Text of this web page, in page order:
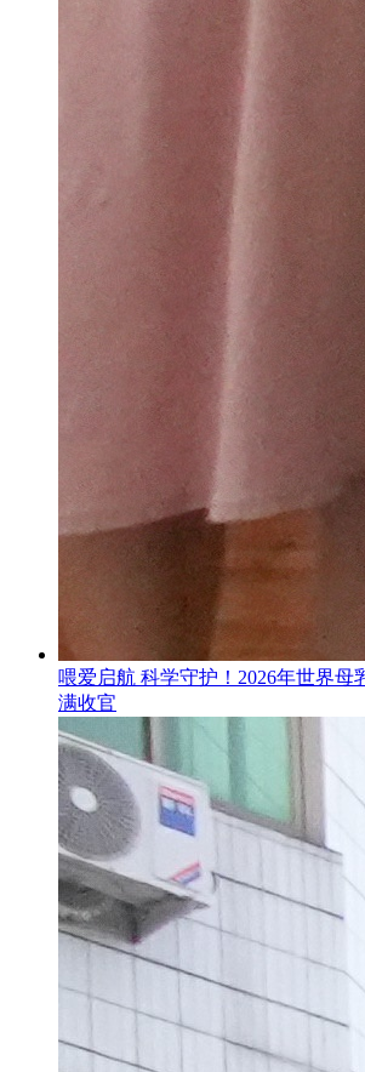
喂爱启航 科学守护！2026年世界母
满收官